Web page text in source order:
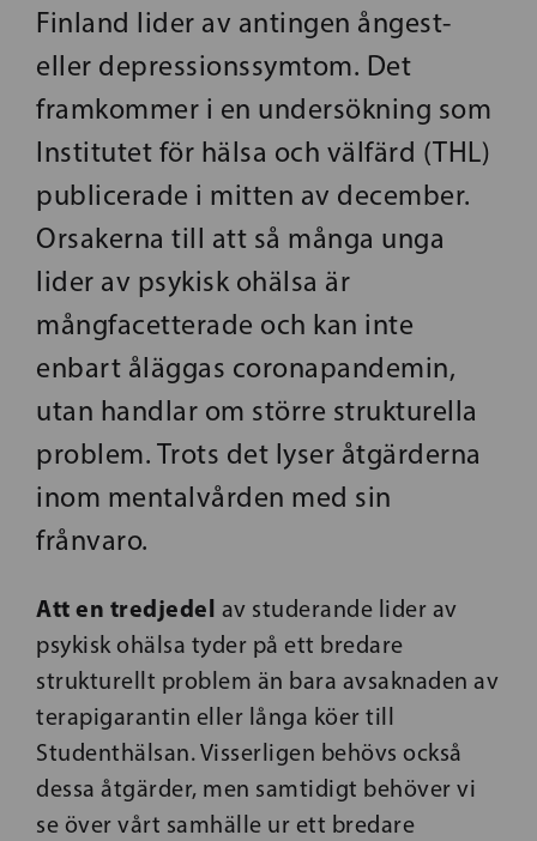
Finland lider av antingen ångest-
eller depressionssymtom. Det
framkommer i en undersökning som
Institutet för hälsa och välfärd (THL)
publicerade i mitten av december.
Orsakerna till att så många unga
lider av psykisk ohälsa är
mångfacetterade och kan inte
enbart åläggas coronapandemin,
utan handlar om större strukturella
problem. Trots det lyser åtgärderna
inom mentalvården med sin
frånvaro.
Att en tredjedel av studerande lider av
psykisk ohälsa tyder på ett bredare
strukturellt problem än bara avsaknaden av
terapigarantin eller långa köer till
Studenthälsan. Visserligen behövs också
dessa åtgärder, men samtidigt behöver vi
se över vårt samhälle ur ett bredare